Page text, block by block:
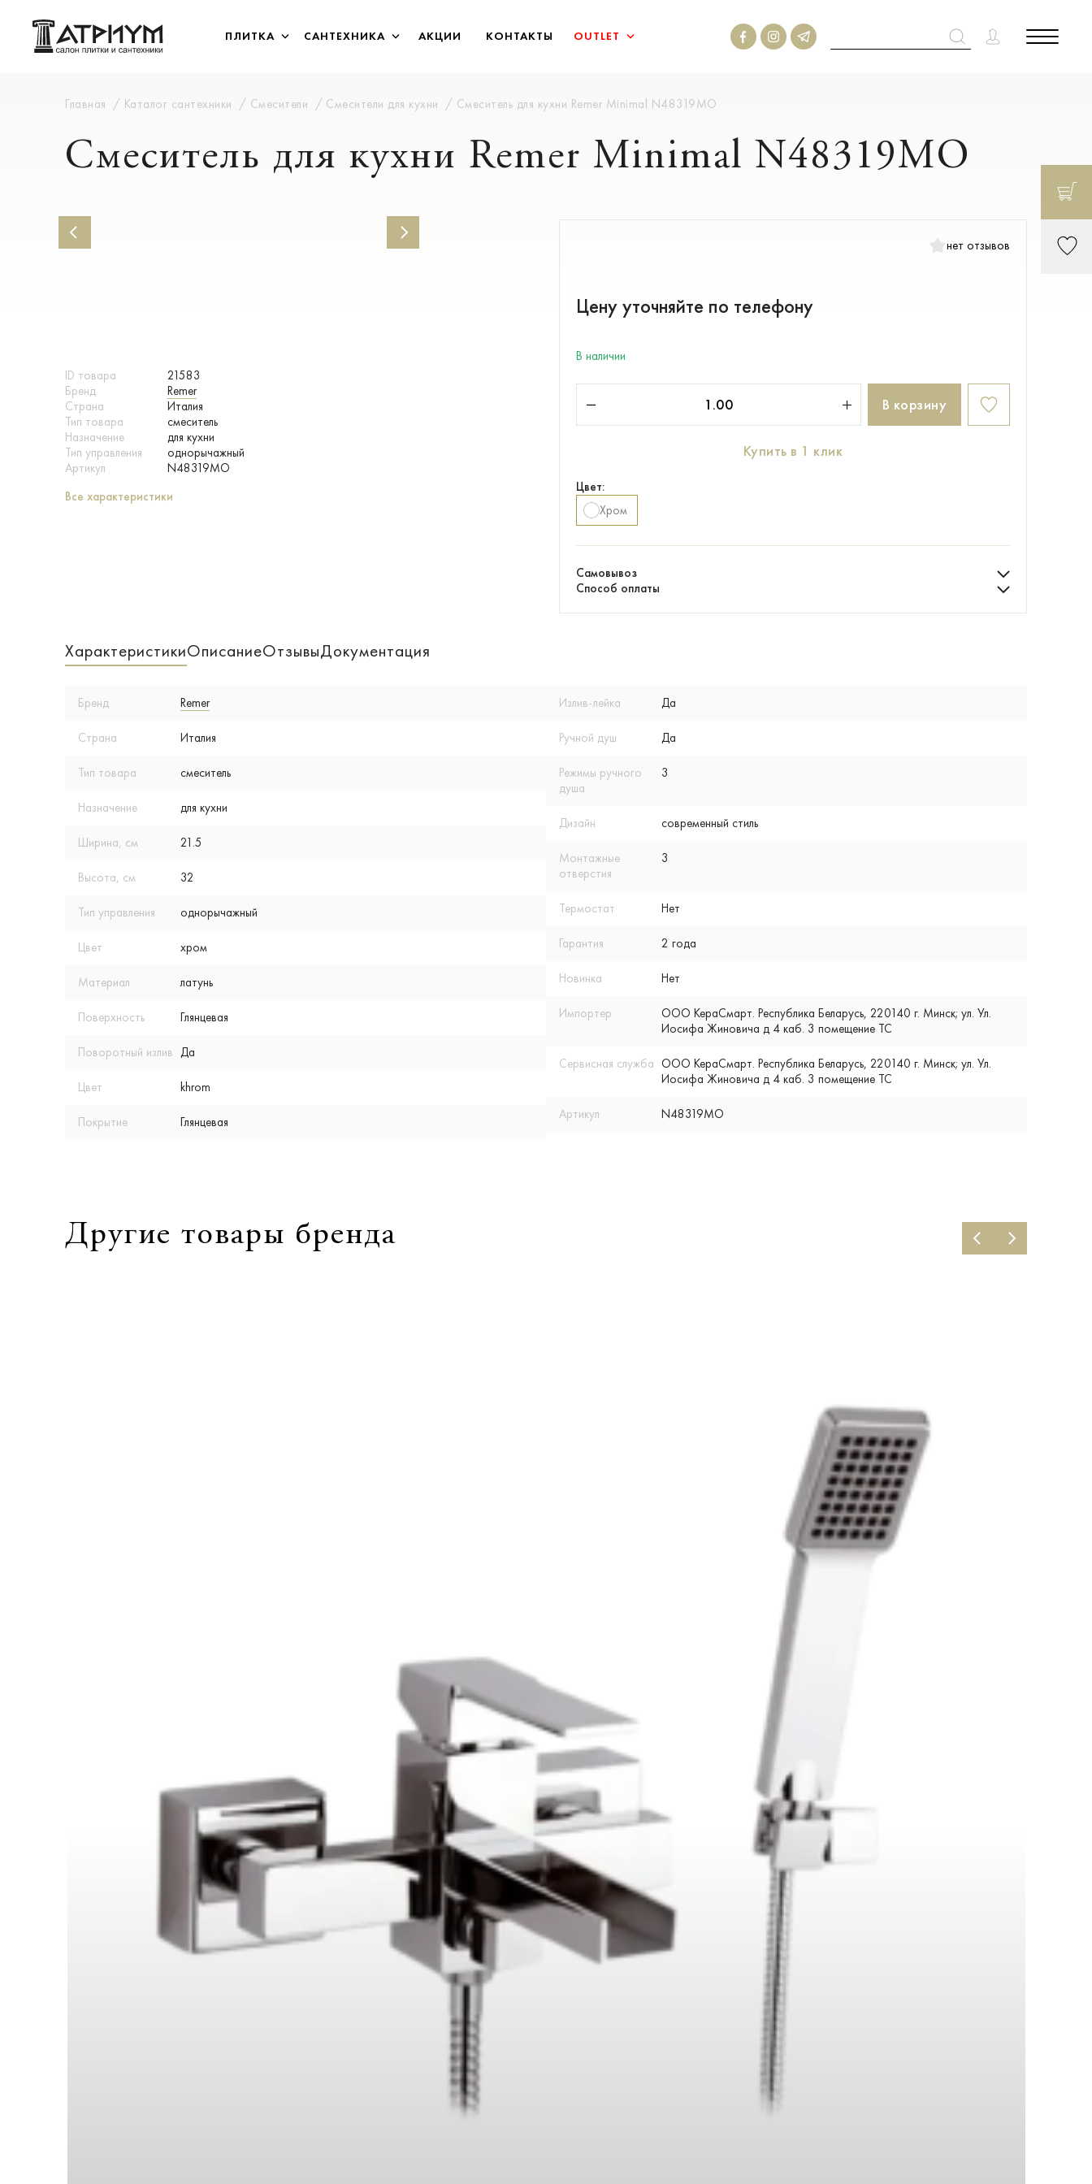
ПЛИТКА САНТЕХНИКА АКЦИИ КОНТАКТЫ OUTLET
Главная Каталог сантехники Смесители Смесители для кухни Смеситель для кухни Remer Minimal N48319MO
Смеситель для кухни Remer Minimal N48319MO
ID товара
21583
Бренд
Remer
Страна
Италия
Тип товара
смеситель
Назначение
для кухни
Тип управления
однорычажный
Артикул
N48319MO
Все характеристики
нет отзывов
Цену уточняйте по телефону
В наличии
В корзину
Купить в 1 клик
Цвет:
Хром
Самовывоз
Способ оплаты
ХарактеристикиОписаниеОтзывыДокументация
Бренд Remer
Страна Италия
Тип товара смеситель
Назначение для кухни
Ширина, см 21.5
Высота, см 32
Тип управления однорычажный
Цвет хром
Материал латунь
Поверхность Глянцевая
Поворотный излив Да
Цвет khrom
Покрытие Глянцевая
Излив-лейка Да
Ручной душ Да
Режимы ручного
душа
3
Дизайн современный стиль
Монтажные
отверстия
3
Термостат Нет
Гарантия 2 года
Новинка Нет
Импортер
ООО КераСмарт. Республика Беларусь, 220140 г. Минск; ул. Ул.
Иосифа Жиновича д 4 каб. 3 помещение ТС
Сервисная служба ООО КераСмарт. Республика Беларусь, 220140 г. Минск; ул. Ул.
Иосифа Жиновича д 4 каб. 3 помещение ТС
Артикул N48319MO
Другие товары бренда